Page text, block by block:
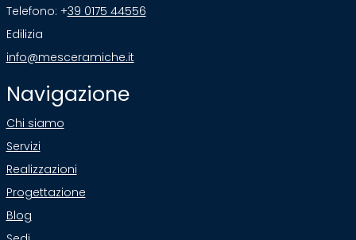
Telefono: +39 0175 44556
Edilizia
info@mesceramiche.it
Navigazione
Chi siamo
Servizi
Realizzazioni
Progettazione
Blog